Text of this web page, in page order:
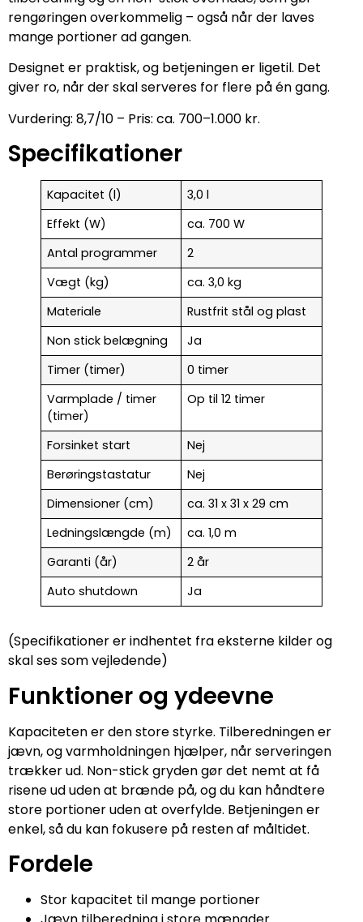
rengøringen overkommelig – også når der laves
mange portioner ad gangen.
Designet er praktisk, og betjeningen er ligetil. Det
giver ro, når der skal serveres for flere på én gang.
Vurdering: 8,7/10 – Pris: ca. 700–1.000 kr.
Specifikationer
Kapacitet (l)
3,0 l
Effekt (W)
ca. 700 W
Antal programmer
2
Vægt (kg)
ca. 3,0 kg
Materiale
Rustfrit stål og plast
Non stick belægning
Ja
Timer (timer)
0 timer
Varmplade / timer
(timer)
Op til 12 timer
Forsinket start
Nej
Berøringstastatur
Nej
Dimensioner (cm)
ca. 31 x 31 x 29 cm
Ledningslængde (m)
ca. 1,0 m
Garanti (år)
2 år
Auto shutdown
Ja
(Specifikationer er indhentet fra eksterne kilder og
skal ses som vejledende)
Funktioner og ydeevne
Kapaciteten er den store styrke. Tilberedningen er
jævn, og varmholdningen hjælper, når serveringen
trækker ud. Non-stick gryden gør det nemt at få
risene ud uden at brænde på, og du kan håndtere
store portioner uden at overfylde. Betjeningen er
enkel, så du kan fokusere på resten af måltidet.
Fordele
Stor kapacitet til mange portioner